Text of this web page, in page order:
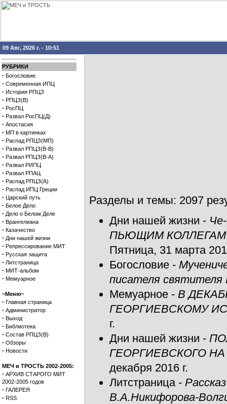
09 Авг, 2026 г. - 10:51
РУБРИКИ
· Богословие
· Современная ИПЦ
· История РПЦЗ
· РПЦЗ(В)
· РосПЦ
· Развал РосПЦ(Д)
· Апостасия
· МП в картинках
· Распад РПЦЗ(МП)
· Развал РПЦЗ(В-В)
· Развал РПЦЗ(В-А)
· Развал РИПЦ
· Развал РПАЦ
· Распад РПЦЗ(А)
· Распад ИПЦ Греции
· Царский путь
· Белое Дело
· Дело о Белом Деле
· Врангелиана
· Казачество
· Дни нашей жизни
· Репрессирование МИТ
· Русская защита
· Литстраница
· МИТ-альбом
· Мемуарное
~Меню~
· Главная страница
· Администратор
· Выход
· Библиотека
· Состав РПЦЗ(В)
· Обзоры
· Новости
МЕЧ и ТРОСТЬ 2002-2005:
· АРХИВ СТАРОГО МИТ
2002-2005 годов
· ГАЛЕРЕЯ
· RSS
Разделы и темы: 2097
Дни нашей жизни -
ПЬЮЩИМ КОЛЛЕГАМ в
Пятница, 31 марта
Богословие -
писателя
Мемуарное - В
ГЕОРГИЕВСКОМУ
г.
Дни нашей жизни -
ГЕОРГИЕВСКОГО
декабря 2016 г.
Литстраница-
В.А.Никифорова-